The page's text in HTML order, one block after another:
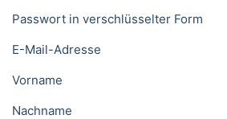
Passwort in verschlüsselter Form
E-Mail-Adresse
Vorname
Nachname